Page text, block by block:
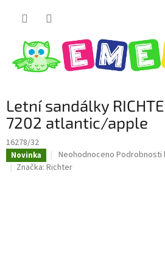
Letní sandálky
7202 atlantic/apple
16278/32
Novinka
Průměrné
hodnocení
Neohodnoceno Podrobnosti
Značka: Richter